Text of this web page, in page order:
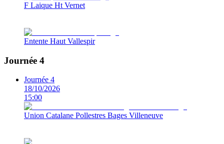
F Laique Ht Vernet
Entente Haut Vallespir
Journée 4
Journée 4
18/10/2026
15:00
Union Catalane Pollestres Bages Villeneuve